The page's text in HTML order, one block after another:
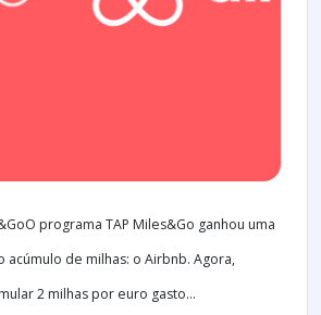
programa TAP Miles&Go ganhou uma
acúmulo de milhas: o Airbnb. Agora,
2 milhas por euro gasto...